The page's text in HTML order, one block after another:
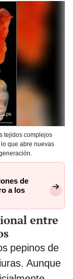
tejidos complejos
que abre nuevas
de
a los
entre
pepinos de
Aunque